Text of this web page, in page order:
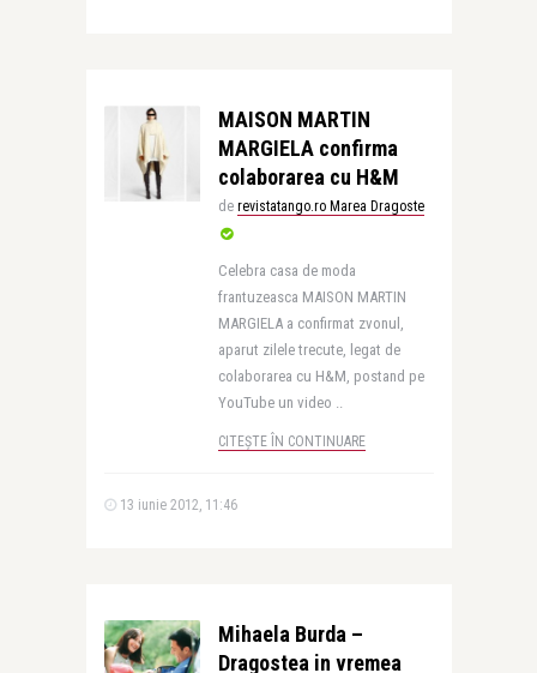
MAISON MARTIN
MARGIELA confirma
colaborarea cu H&M
de revistatango.ro Marea Dragoste
Celebra casa de moda
frantuzeasca MAISON MARTIN
MARGIELA a confirmat zvonul,
aparut zilele trecute, legat de
colaborarea cu H&M, postand pe
YouTube un video ..
CITEȘTE ÎN CONTINUARE
13 iunie 2012, 11:46
Mihaela Burda –
Dragostea in vremea